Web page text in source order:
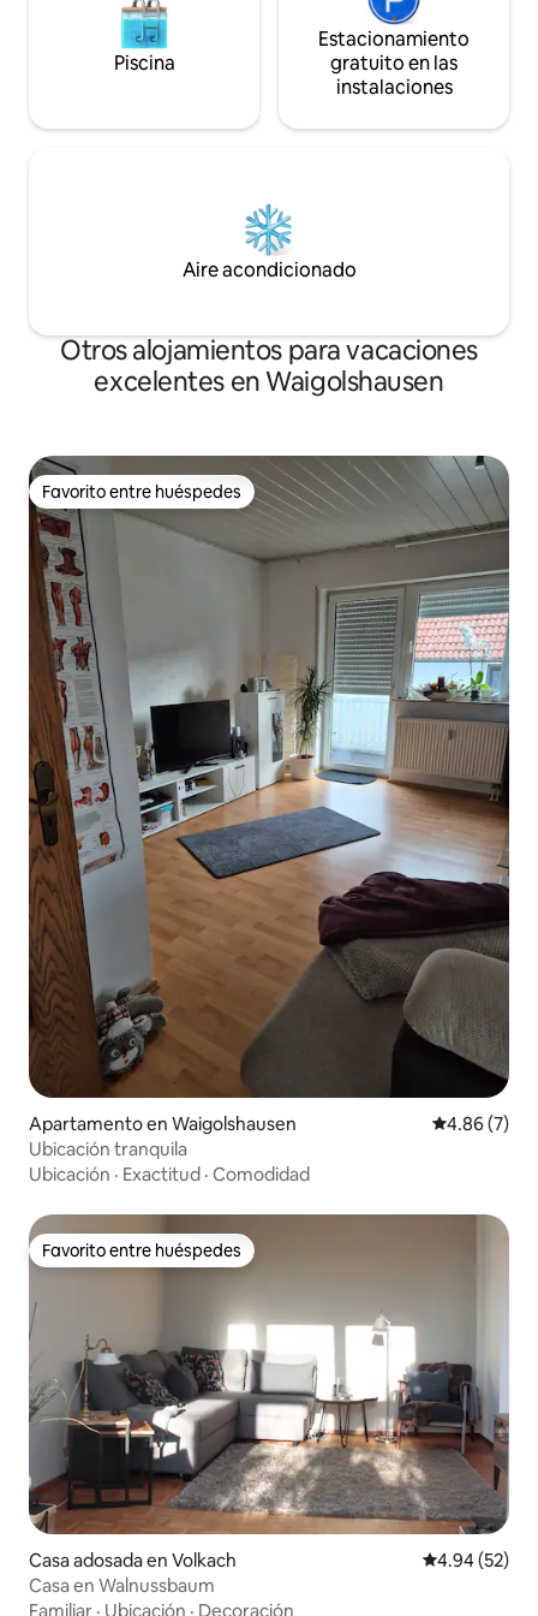
Piscina
Estacionamiento
gratuito en las
instalaciones
Aire acondicionado
Otros alojamientos para vacaciones
excelentes en Waigolshausen
Favorito entre huéspedes
Favorito entre huéspedes
Apartamento en Waigolshausen Calificación
4.86 (7)
Ubicación tranquila
Ubicación · Exactitud · Comodidad
Favorito entre huéspedes
Favorito entre huéspedes
Casa adosada en Volkach Calificación
4.94 (52)
Casa en Walnussbaum
Familiar · Ubicación · Decoración